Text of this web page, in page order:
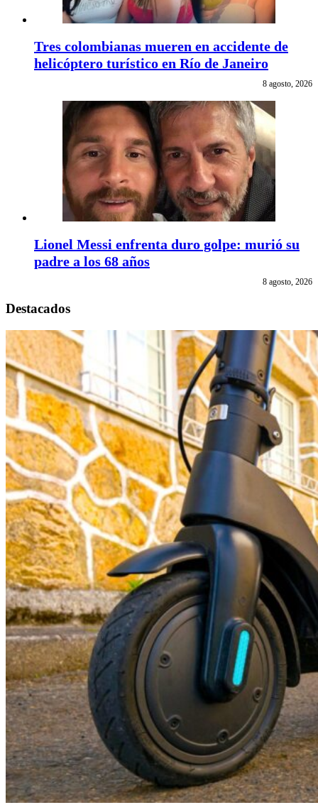
Tres colombianas mueren en accidente de
helicóptero turístico en Río de Janeiro
8 agosto, 2026
Lionel Messi enfrenta duro golpe: murió su
padre a los 68 años
8 agosto, 2026
Destacados